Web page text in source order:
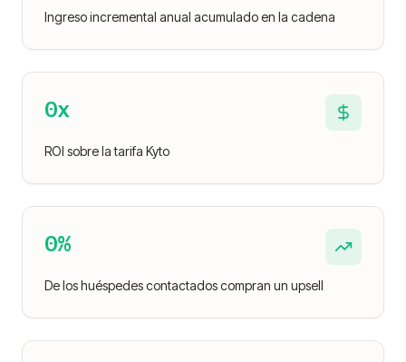
Ingreso incremental anual acumulado en la cadena
0x
ROI sobre la tarifa Kyto
0%
De los huéspedes contactados compran un upsell